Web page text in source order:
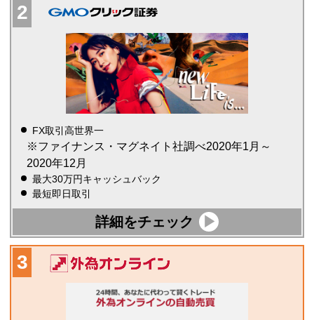
FX取引高世界一
※ファイナンス・マグネイト社調べ2020年1月～
2020年12月
最大30万円キャッシュバック
最短即日取引
詳細をチェック